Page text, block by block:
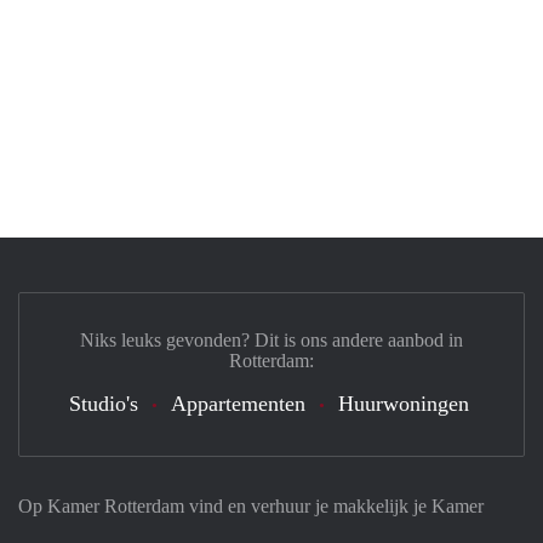
Op Kamer Rotterdam vind en verhuur je makkelijk je Kamer
Niks leuks gevonden? Dit is ons andere aanbod in
Rotterdam:
Studio's Appartementen Huurwoningen